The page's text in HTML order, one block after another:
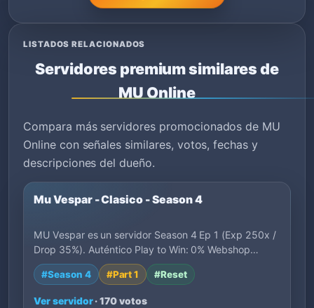
LISTADOS RELACIONADOS
Servidores premium similares de
MU Online
Compara más servidores promocionados de MU
Online con señales similares, votos, fechas y
descripciones del dueño.
Mu Vespar - Clasico - Season 4
MU Vespar es un servidor Season 4 Ep 1 (Exp 250x /
Drop 35%). Auténtico Play to Win: 0% Webshop…
#Season 4 #Part 1 #Reset
Ver servidor· 170 votos